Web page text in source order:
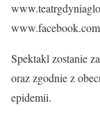
Spektakl zostanie
oraz zgodnie z
epidemii.